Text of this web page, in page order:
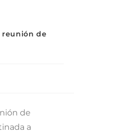
reunión de
de
a